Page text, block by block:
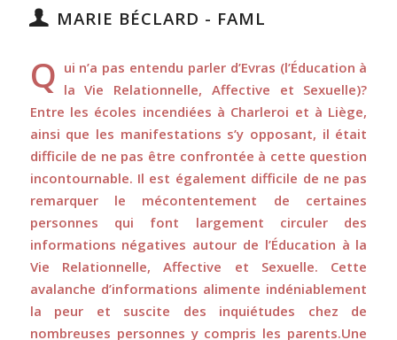
MARIE BÉCLARD - FAML
Q ui n’a pas entendu parler d’Evras (l’Éducation à
la Vie Relationnelle, Affective et Sexuelle)?
Entre les écoles incendiées à Charleroi et à Liège,
ainsi que les manifestations s’y opposant, il était
difficile de ne pas être confrontée à cette question
incontournable. Il est également difficile de ne pas
remarquer le mécontentement de certaines
personnes qui font largement circuler des
informations négatives autour de l’Éducation à la
Vie Relationnelle, Affective et Sexuelle. Cette
avalanche d’informations alimente indéniablement
la peur et suscite des inquiétudes chez de
nombreuses personnes y compris les parents.Une